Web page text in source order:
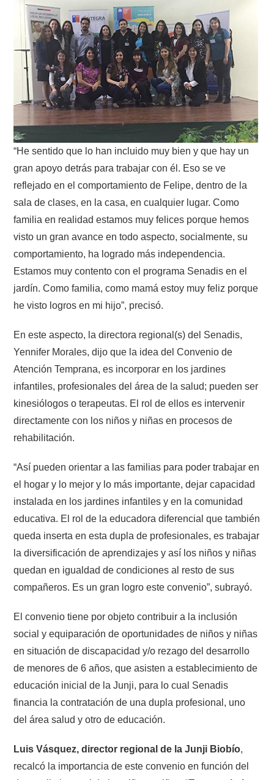
“He sentido que lo han incluido muy bien y que hay un
gran apoyo detrás para trabajar con él. Eso se ve
reflejado en el comportamiento de Felipe, dentro de la
sala de clases, en la casa, en cualquier lugar. Como
familia en realidad estamos muy felices porque hemos
visto un gran avance en todo aspecto, socialmente, su
comportamiento, ha logrado más independencia.
Estamos muy contento con el programa Senadis en el
jardín. Como familia, como mamá estoy muy feliz porque
he visto logros en mi hijo”, precisó.
En este aspecto, la directora regional(s) del Senadis,
Yennifer Morales, dijo que la idea del Convenio de
Atención Temprana, es incorporar en los jardines
infantiles, profesionales del área de la salud; pueden ser
kinesiólogos o terapeutas. El rol de ellos es intervenir
directamente con los niños y niñas en procesos de
rehabilitación.
“Así pueden orientar a las familias para poder trabajar en
el hogar y lo mejor y lo más importante, dejar capacidad
instalada en los jardines infantiles y en la comunidad
educativa. El rol de la educadora diferencial que también
queda inserta en esta dupla de profesionales, es trabajar
la diversificación de aprendizajes y así los niños y niñas
quedan en igualdad de condiciones al resto de sus
compañeros. Es un gran logro este convenio”, subrayó.
El convenio tiene por objeto contribuir a la inclusión
social y equiparación de oportunidades de niños y niñas
en situación de discapacidad y/o rezago del desarrollo
de menores de 6 años, que asisten a establecimiento de
educación inicial de la Junji, para lo cual Senadis
financia la contratación de una dupla profesional, uno
del área salud y otro de educación.
Luis Vásquez, director regional de la Junji Biobío,
recalcó la importancia de este convenio en función del